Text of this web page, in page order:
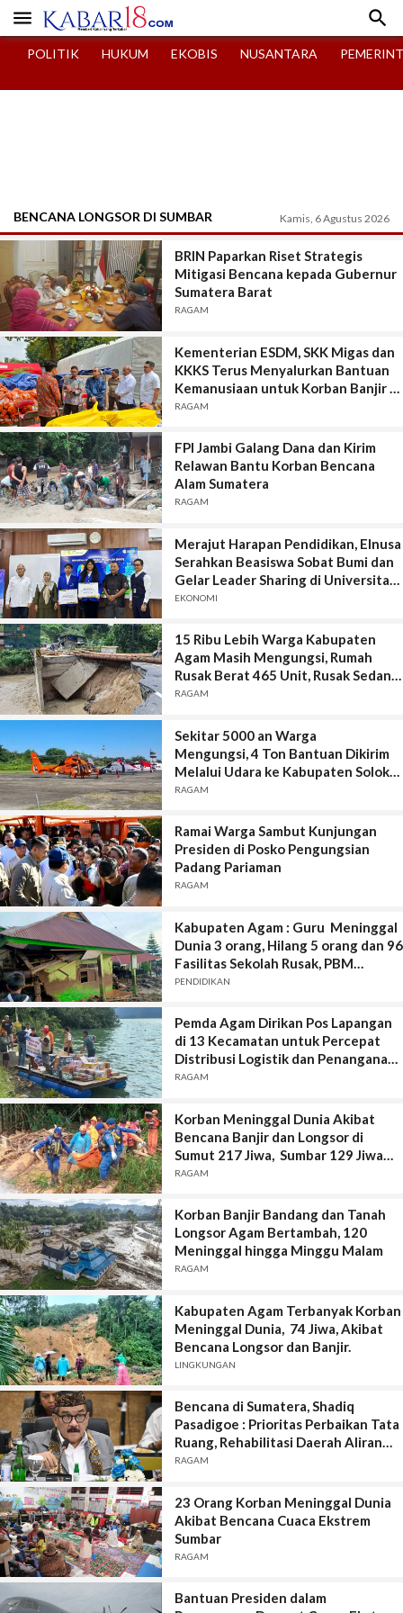
 
POLITIK HUKUM EKOBIS NUSANTARA
BENCANA LONGSOR DI SUMBAR Kamis, 6 Agustus 2026
BRIN Paparkan Riset Strategis
Mitigasi Bencana kepada Gubernur
Sumatera Barat
RAGAM
Kementerian ESDM, SKK Migas dan
KKKS Terus Menyalurkan Bantuan
Kemanusiaan untuk Korban Banjir di
Aceh, Sumut dan Sumbar
RAGAM
FPI Jambi Galang Dana dan Kirim
Relawan Bantu Korban Bencana
Alam Sumatera
RAGAM
Merajut Harapan Pendidikan, Elnusa
Serahkan Beasiswa Sobat Bumi dan
Gelar Leader Sharing di Universitas
PERTAMINA
EKONOMI
15 Ribu Lebih Warga Kabupaten
Agam Masih Mengungsi, Rumah
Rusak Berat 465 Unit, Rusak Sedang
188 Unit dan Rusak Ringan 406 Unit.
RAGAM
Sekitar 5000 an Warga
Mengungsi, 4 Ton Bantuan Dikirim
Melalui Udara ke Kabupaten Solok-
Pasaman Barat-Agam.
RAGAM
Ramai Warga Sambut Kunjungan
Presiden di Posko Pengungsian
Padang Pariaman
RAGAM
Kabupaten Agam : Guru Meninggal
Dunia 3 orang, Hilang 5 orang dan 96
Fasilitas Sekolah Rusak, PBM
Diliburkan Hingga 3 Desember 2025
PENDIDIKAN
Pemda Agam Dirikan Pos Lapangan
di 13 Kecamatan untuk Percepat
Distribusi Logistik dan Penanganan
Bencana
RAGAM
Korban Meninggal Dunia Akibat
Bencana Banjir dan Longsor di
Sumut 217 Jiwa, Sumbar 129 Jiwa
dan Aceh 96 Jiwa.
RAGAM
Korban Banjir Bandang dan Tanah
Longsor Agam Bertambah, 120
Meninggal hingga Minggu Malam
RAGAM
Kabupaten Agam Terbanyak Korban
Meninggal Dunia, 74 Jiwa, Akibat
Bencana Longsor dan Banjir.
LINGKUNGAN
Bencana di Sumatera, Shadiq
Pasadigoe : Prioritas Perbaikan Tata
Ruang, Rehabilitasi Daerah Aliran
Sungai, Penghijauan Lahan Kritis.
RAGAM
23 Orang Korban Meninggal Dunia
Akibat Bencana Cuaca Ekstrem
Sumbar
RAGAM
Bantuan Presiden dalam